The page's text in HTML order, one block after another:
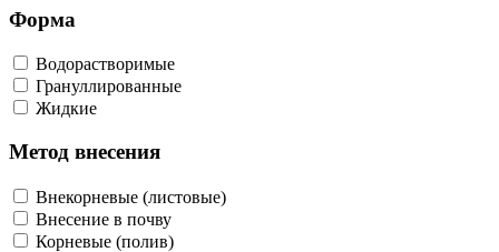
Форма
Водорастворимые
Грануллированные
Жидкие
Метод внесения
Внекорневые (листовые)
Внесение в почву
Корневые (полив)